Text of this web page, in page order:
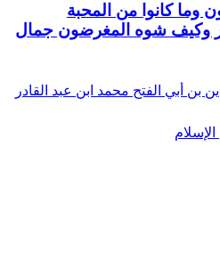
وما كانوا من المحبة
وكيف شوه المغرضون جمال
أبي الفتح محمد ابن عبد القادر
القادر الجيلاني الحسني